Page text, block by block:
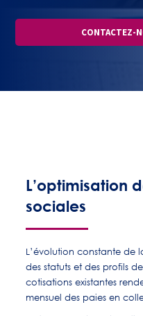
CONTACTEZ-
L’optimisation
sociales
L’évolution constante de
des statuts et des profils
cotisations existantes
mensuel des paies en